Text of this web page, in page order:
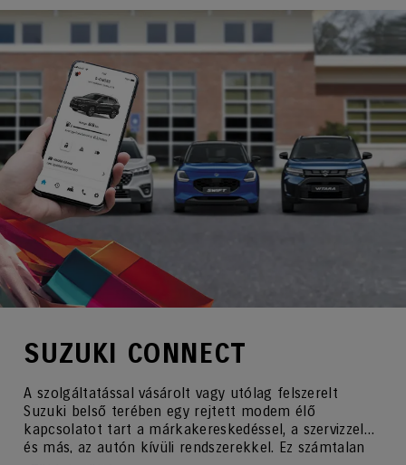
SUZUKI CONNECT
A szolgáltatással vásárolt vagy utólag felszerelt
Suzuki belső terében egy rejtett modem élő
kapcsolatot tart a márkakereskedéssel, a szervizzel
és más, az autón kívüli rendszerekkel. Ez számtalan